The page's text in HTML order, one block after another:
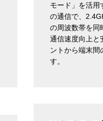
モード」を活用
の通信で、
の周波数帯を同
通信速度向上と
ントから端末間
す。